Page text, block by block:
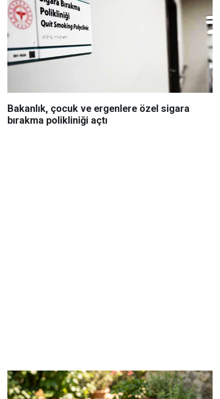
Bakanlık, çocuk ve ergenlere özel sigara
bırakma polikliniği açtı